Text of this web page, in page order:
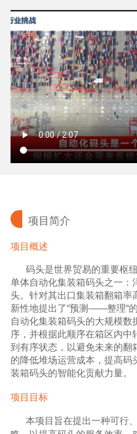
项目简介
项目概述
码头是世界贸易的重要枢
单体自动化集装箱码头之一：
头。针对其出口集装箱翻箱率
新性地提出了“预测——整理“
自动化集装箱码头的大规模数
序，并根据此顺序在箱区内中
到有序状态，以避免未来的翻
的降低堆场运营成本，提高码
装箱码头的智能化贡献力量。
项目目标
本项目旨在提出一种可行